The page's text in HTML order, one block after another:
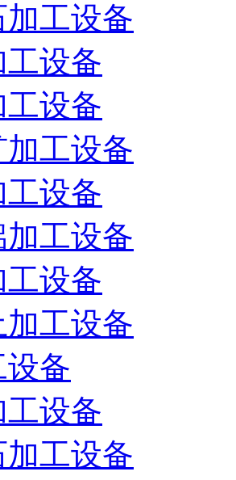
工设备
设备
设备
工设备
设备
工设备
设备
加工设备
备
设备
工设备